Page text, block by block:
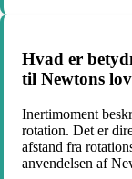
Hvad er
til Newtons
Inertimoment
rotation. Det er
afstand fra
anvendelsen af